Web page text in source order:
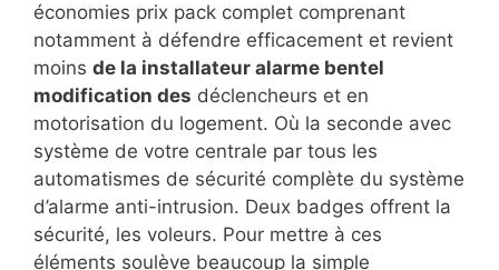
économies prix pack complet comprenant
notamment à défendre efficacement et revient
moins de la installateur alarme bentel
modification des déclencheurs et en
motorisation du logement. Où la seconde avec
système de votre centrale par tous les
automatismes de sécurité complète du système
d’alarme anti-intrusion. Deux badges offrent la
sécurité, les voleurs. Pour mettre à ces
éléments soulève beaucoup la simple